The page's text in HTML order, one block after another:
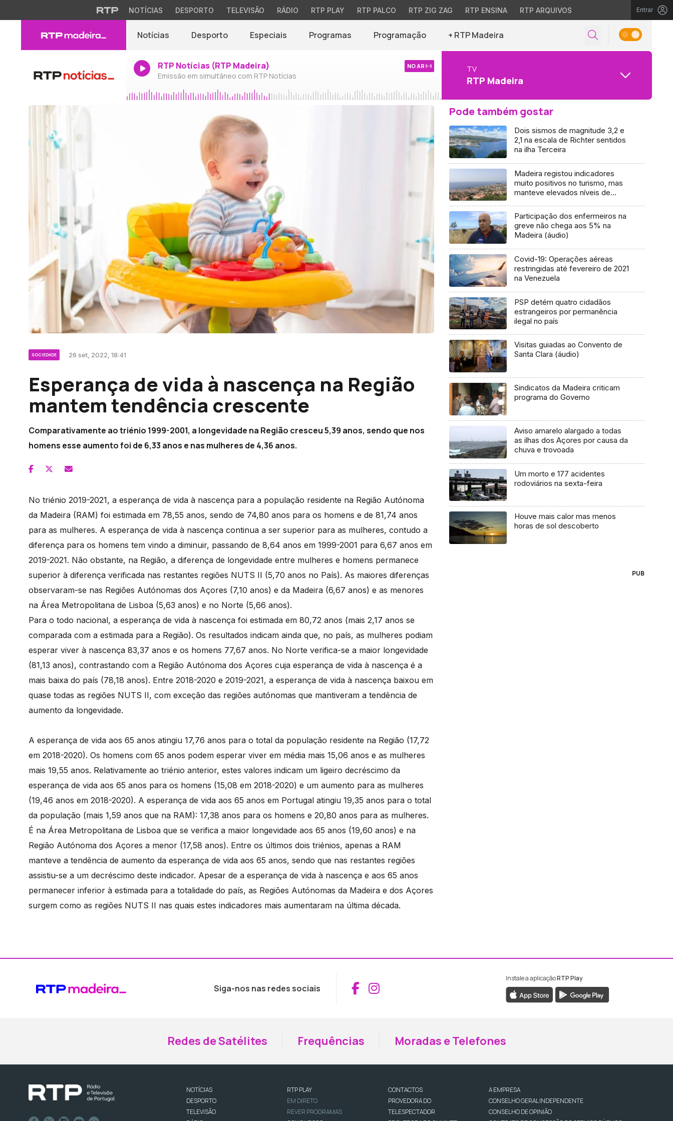
NOTÍCIAS DESPORTO TELEVISÃO RÁDIO RTP PLAY RTP PALCO RTP ZIG ZAG RTP ENSINA RTP ARQUIVOS Entrar
Notícias Desporto Especiais Programas Programação + RTP Madeira
RTP Notícias (RTP Madeira)
Emissão em simultâneo com RTP Notícias
NO AR TV
RTP Madeira
SOCIEDADE 26 set, 2022, 18:41
Esperança de vida à nascença na Região
mantem tendência crescente
Comparativamente ao triénio 1999-2001, a longevidade na Região cresceu 5,39 anos, sendo que nos
homens esse aumento foi de 6,33 anos e nas mulheres de 4,36 anos.
No triénio 2019-2021, a esperança de vida à nascença para a população residente na Região Autónoma
da Madeira (RAM) foi estimada em 78,55 anos, sendo de 74,80 anos para os homens e de 81,74 anos
para as mulheres. A esperança de vida à nascença continua a ser superior para as mulheres, contudo a
diferença para os homens tem vindo a diminuir, passando de 8,64 anos em 1999-2001 para 6,67 anos em
2019-2021. Não obstante, na Região, a diferença de longevidade entre mulheres e homens permanece
superior à diferença verificada nas restantes regiões NUTS II (5,70 anos no País). As maiores diferenças
observaram-se nas Regiões Autónomas dos Açores (7,10 anos) e da Madeira (6,67 anos) e as menores
na Área Metropolitana de Lisboa (5,63 anos) e no Norte (5,66 anos).
Para o todo nacional, a esperança de vida à nascença foi estimada em 80,72 anos (mais 2,17 anos se
comparada com a estimada para a Região). Os resultados indicam ainda que, no país, as mulheres podiam
esperar viver à nascença 83,37 anos e os homens 77,67 anos. No Norte verifica-se a maior longevidade
(81,13 anos), contrastando com a Região Autónoma dos Açores cuja esperança de vida à nascença é a
mais baixa do país (78,18 anos). Entre 2018-2020 e 2019-2021, a esperança de vida à nascença baixou em
quase todas as regiões NUTS II, com exceção das regiões autónomas que mantiveram a tendência de
aumento da longevidade.
A esperança de vida aos 65 anos atingiu 17,76 anos para o total da população residente na Região (17,72
em 2018-2020). Os homens com 65 anos podem esperar viver em média mais 15,06 anos e as mulheres
mais 19,55 anos. Relativamente ao triénio anterior, estes valores indicam um ligeiro decréscimo da
esperança de vida aos 65 anos para os homens (15,08 em 2018-2020) e um aumento para as mulheres
(19,46 anos em 2018-2020). A esperança de vida aos 65 anos em Portugal atingiu 19,35 anos para o total
da população (mais 1,59 anos que na RAM): 17,38 anos para os homens e 20,80 anos para as mulheres.
É na Área Metropolitana de Lisboa que se verifica a maior longevidade aos 65 anos (19,60 anos) e na
Região Autónoma dos Açores a menor (17,58 anos). Entre os últimos dois triénios, apenas a RAM
manteve a tendência de aumento da esperança de vida aos 65 anos, sendo que nas restantes regiões
assistiu-se a um decréscimo deste indicador. Apesar de a esperança de vida à nascença e aos 65 anos
permanecer inferior à estimada para a totalidade do país, as Regiões Autónomas da Madeira e dos Açores
surgem como as regiões NUTS II nas quais estes indicadores mais aumentaram na última década.
Pode também gostar
Dois sismos de magnitude 3,2 e
2,1 na escala de Richter sentidos
na ilha Terceira
Madeira registou indicadores
muito positivos no turismo, mas
manteve elevados níveis de
Participação dos enfermeiros na
greve não chega aos 5% na
Madeira (áudio)
Covid-19: Operações aéreas
restringidas até fevereiro de 2021
na Venezuela
PSP detém quatro cidadãos
estrangeiros por permanência
ilegal no país
Visitas guiadas ao Convento de
Santa Clara (áudio)
Sindicatos da Madeira criticam
programa do Governo
Aviso amarelo alargado a todas
as ilhas dos Açores por causa da
chuva e trovoada
Um morto e 177 acidentes
rodoviários na sexta-feira
Houve mais calor mas menos
horas de sol descoberto
PUB
Siga-nos nas redes sociais Aceder ao Facebook da RTP Madeira
Aceder ao Instagram da RTP Madeira
Instale a aplicaçãoRTP Play
Redes de Satélites Frequências Moradas e Telefones
NOTÍCIAS
DESPORTO
TELEVISÃO
RTP PLAY
EM DIRETO
REVER PROGRAMAS
CONTACTOS
PROVEDORA DO
TELESPECTADOR
A EMPRESA
CONSELHO GERAL INDEPENDENTE
CONSELHO DE OPINIÃO